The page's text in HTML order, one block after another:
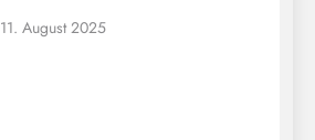
11. August 2025